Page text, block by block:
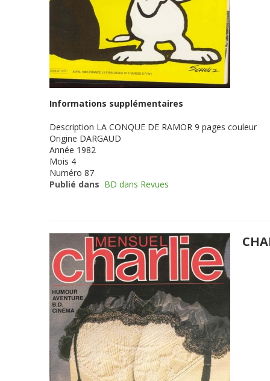
Informations supplémentaires
Description LA CONQUE DE RAMOR 9 pages couleur
Origine DARGAUD
Année 1982
Mois 4
Numéro 87
Publié dans BD dans Revues